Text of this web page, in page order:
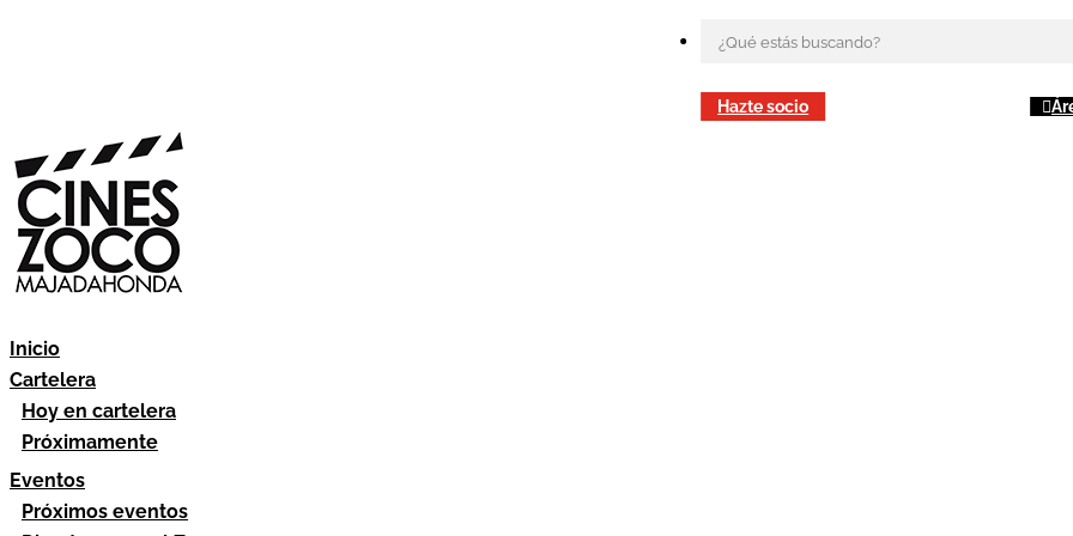
Hazte socio
Inicio
Cartelera
Hoy en cartelera
Próximamente
Eventos
Próximos eventos